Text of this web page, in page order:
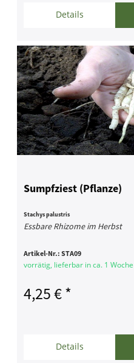
Details
Sumpfziest (Pflanze)
Stachys palustris
Essbare Rhizome im Herbst
Artikel-Nr.:STA09
vorrätig, lieferbar in ca. 1 Woche
4,25 € *
Details